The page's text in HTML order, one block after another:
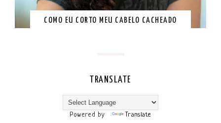
COMO EU CORTO MEU CABELO CACHEADO
TRANSLATE
Powered by Translate